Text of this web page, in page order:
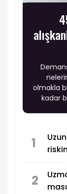
olmakla
kadar
1
2